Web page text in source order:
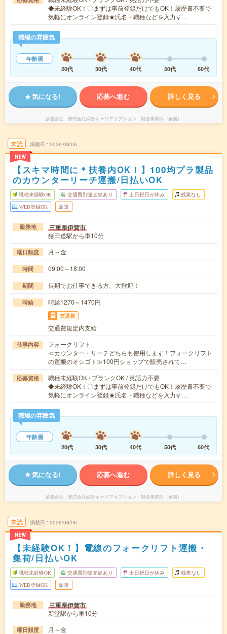
◆未経験OK！〇まずは事前登録だけでもOK！履歴書不要で
気軽にオンライン登録★氏名・職種などを入力す…
職場の雰囲気
年齢層
20代
30代 40代 50代 60代
気になる! 応募へ進む 詳しく見る
派遣会社 株式会社綜合キャリアオプション 製造事業部（全国）
未読
NEW
掲載日 2026/08/06
【スキマ時間に＊扶養内OK！】100均プラ製品
のカウンターリーチ運搬/日払いOK
職種未経験OK 交通費別途支給あり 土日祝日が休み 残業なし
WEB登録OK 派遣
勤務地 三重県伊賀市
猪田道駅から車10分
曜日頻度 月～金
時間 09:00～18:00
期間 長期でお仕事できる方、大歓迎！
時給 時給1270～1470円
交通費
交通費規定内支給
仕事内容
フォークリフト
≪カウンター・リーチどちらも使用します！フォークリフト
の運搬のオシゴト≫100円ショップで販売されて…
応募資格
職種未経験OK / ブランクOK / 英語力不要
◆未経験OK！〇まずは事前登録だけでもOK！履歴書不要で
気軽にオンライン登録★氏名・職種などを入力す…
職場の雰囲気
年齢層
20代
30代 40代 50代 60代
気になる! 応募へ進む 詳しく見る
派遣会社 株式会社綜合キャリアオプション 製造事業部（全国）
未読
NEW
掲載日 2026/08/06
【未経験OK！】電線のフォークリフト運搬・
集荷/日払いOK
職種未経験OK 交通費別途支給あり 土日祝日が休み 残業なし
WEB登録OK 派遣
勤務地 三重県伊賀市
新堂駅から車10分
曜日頻度 月～金